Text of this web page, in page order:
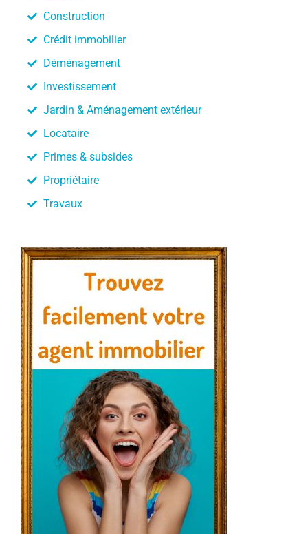
Construction
Crédit immobilier
Déménagement
Investissement
Jardin & Aménagement extérieur
Locataire
Primes & subsides
Propriétaire
Travaux